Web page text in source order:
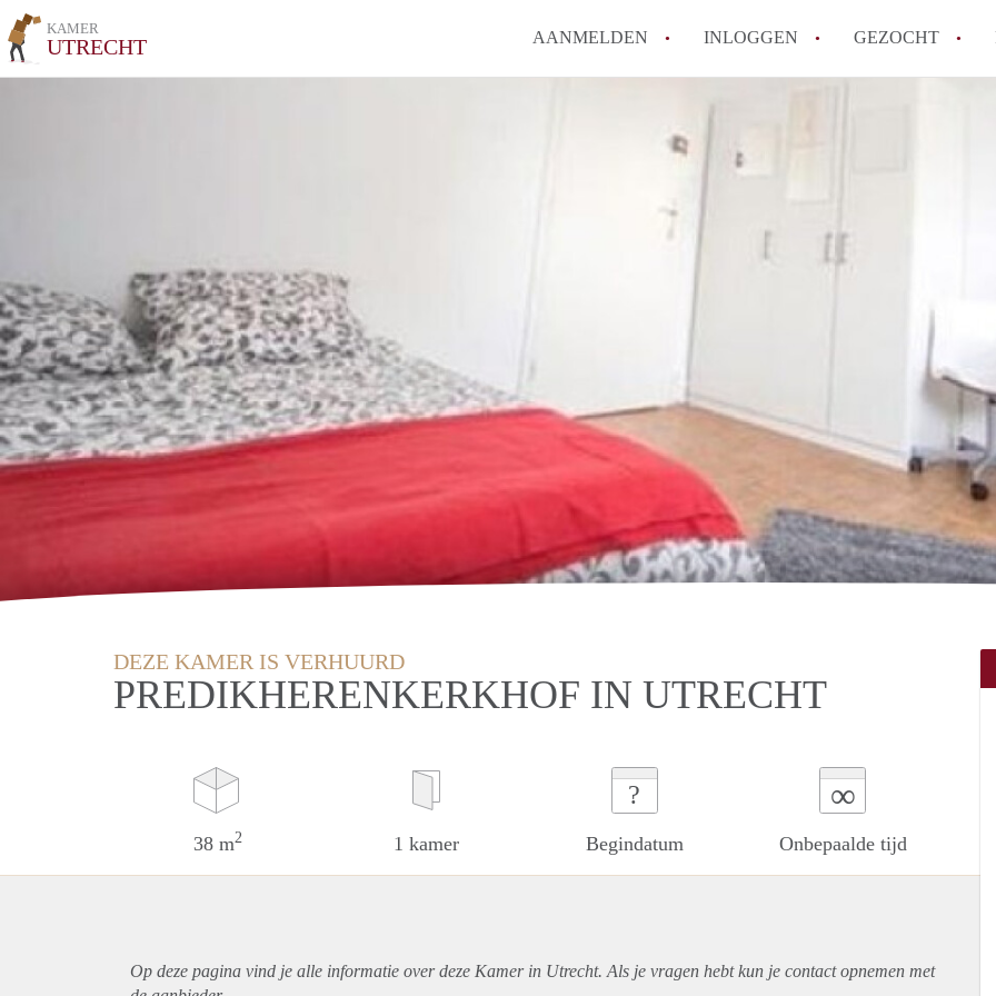
KAMER
UTRECHT AANMELDEN INLOGGEN GEZOCHT
How to translate
DEZE KAMER IS VERHUURD
PREDIKHERENKERKHOF IN UTRECHT
38 m2 1 kamer
?
Begindatum
∞
Onbepaalde tijd
Op deze pagina vind je alle informatie over deze Kamer in Utrecht. Als je vragen hebt kun je contact opnemen met